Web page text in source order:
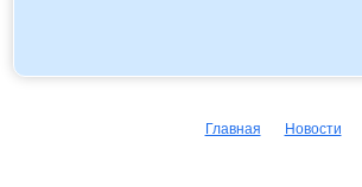
Главная Новости